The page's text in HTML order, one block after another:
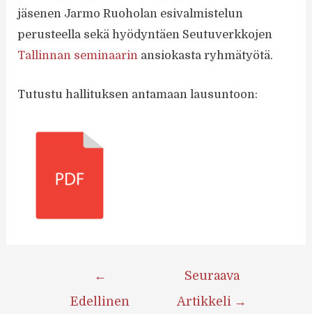
jäsenen Jarmo Ruoholan esivalmistelun
perusteella sekä hyödyntäen Seutuverkkojen
Tallinnan seminaarin ansiokasta ryhmätyötä.
Tutustu hallituksen antamaan lausuntoon:
←
Edellinen
Seuraava
Artikkeli →